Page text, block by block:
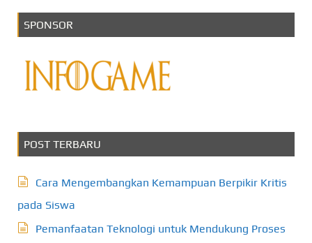
SPONSOR
POST TERBARU
Cara Mengembangkan Kemampuan Berpikir Kritis
pada Siswa
Pemanfaatan Teknologi untuk Mendukung Proses